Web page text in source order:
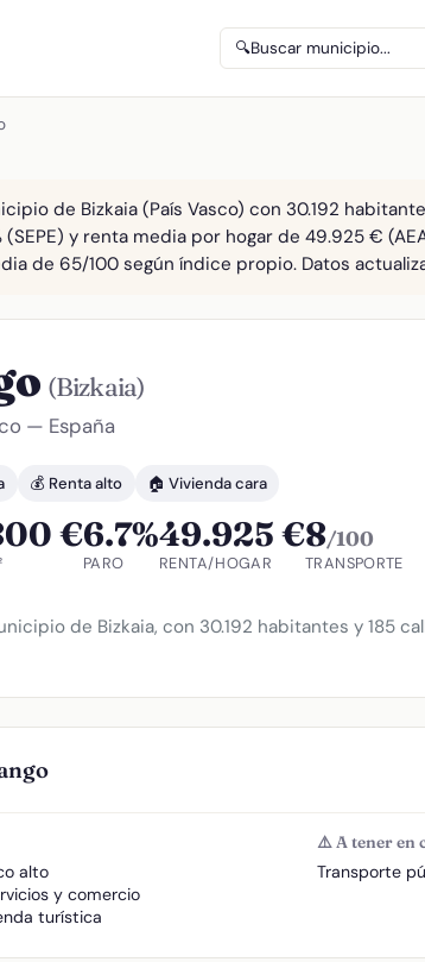
🔍Buscar municipio...
de Bizkaia (País Vasco) con 30.192
(SEPE) y renta media por hogar de 49.925 €
de 65/100 según índice propio. Datos
(Bizkaia)
— España
💰 Renta alto 🏠 Vivienda cara
€6.7%
PARO
49.925 €
RENTA/HOGAR
8/100
TRANSPORTE
de Bizkaia, con 30.192 habitantes y 185
alto
y comercio
turística
⚠️ A tener en
Transporte